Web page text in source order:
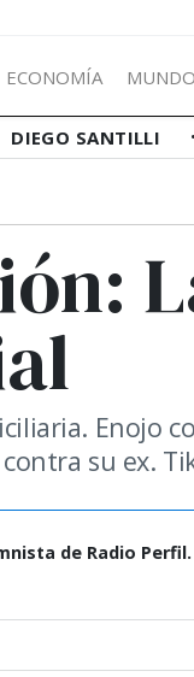
ECONOMÍA MUNDO
DIEGO SANTILLI
Enojo
su ex.
de Radio Perfil.